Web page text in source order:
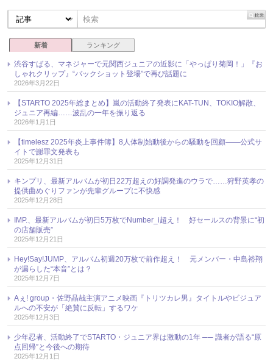
新着 ランキング
渋谷すばる、マネジャーで元関西ジュニアの近影に「やっぱり菊岡！」『お
しゃれクリップ』“バックショット登場”で再び話題に
2026年3月22日
【STARTO 2025年総まとめ】嵐の活動終了発表にKAT-TUN、TOKIO解散、
ジュニア再編……波乱の一年を振り返る
2026年1月1日
【timelesz 2025年炎上事件簿】8人体制始動後からの騒動を回顧――公式サ
イトで謝罪文発表も
2025年12月31日
キンプリ、最新アルバムが初日22万超えの好調発進のウラで……狩野英孝の
提供曲めぐりファンが先輩グループに不快感
2025年12月28日
IMP.、最新アルバムが初日5万枚でNumber_i超え！ 好セールスの背景に“初
の店舗販売”
2025年12月21日
Hey!Say!JUMP、アルバム初週20万枚で前作超え！ 元メンバー・中島裕翔
が漏らした“本音”とは？
2025年12月7日
Aぇ! group・佐野晶哉主演アニメ映画『トリツカレ男』タイトルやビジュア
ルへの不安が「絶賛に反転」するワケ
2025年12月3日
少年忍者、活動終了でSTARTO・ジュニア界は激動の1年 ── 識者が語る“原
点回帰”と今後への期待
2025年12月1日